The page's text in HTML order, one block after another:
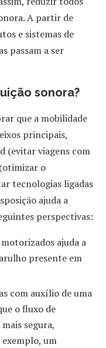
A partir de
e sistemas de
passam a ser
sonora?
que a mobilidade
principais,
(evitar viagens com
o
tecnologias ligadas
ajuda a
perspectivas:
ajuda a
presente em
com auxílio de uma
o fluxo de
segura,
um